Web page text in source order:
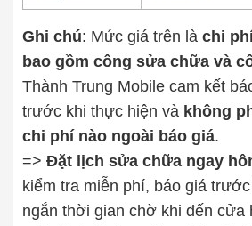
Ghi chú: Mức giá trên là chi
bao gồm công sửa chữa và
Thành Trung Mobile cam kết
trước khi thực hiện và không
chi phí nào ngoài báo giá.
=> Đặt lịch sửa chữa ngay
kiểm tra miễn phí, báo giá
ngắn thời gian chờ khi đến cửa